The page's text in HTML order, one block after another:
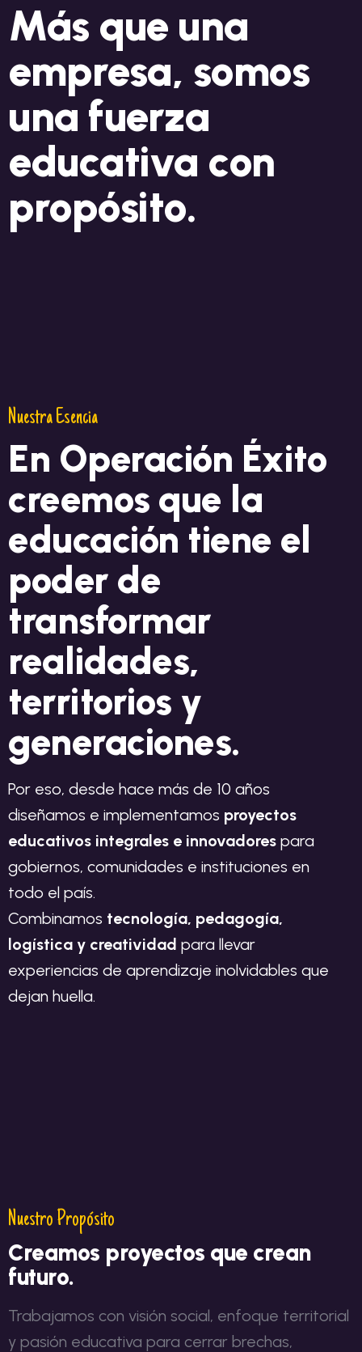
Más que una
empresa, somos
una fuerza
educativa con
propósito.
Nuestra Esencia
En Operación Éxito
creemos que la
educación tiene el
poder de
transformar
realidades,
territorios y
generaciones.
Por eso, desde hace más de 10 años
diseñamos e implementamos proyectos
educativos integrales e innovadores para
gobiernos, comunidades e instituciones en
todo el país.
Combinamos tecnología, pedagogía,
logística y creatividad para llevar
experiencias de aprendizaje inolvidables que
dejan huella.
Nuestro Propósito
Creamos proyectos que crean
futuro.
Trabajamos con visión social, enfoque territorial
y pasión educativa para cerrar brechas,